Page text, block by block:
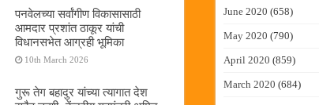
पनवेलच्या सर्वांगीण विकासासाठी
आमदार प्रशांत ठाकूर यांची
विधानसभेत आग्रही भूमिका
10th March 2026
गुरू तेग बहादुर यांच्या त्यागात देश
June 2020 (658)
May 2020 (790)
April 2020 (859)
March 2020 (684)